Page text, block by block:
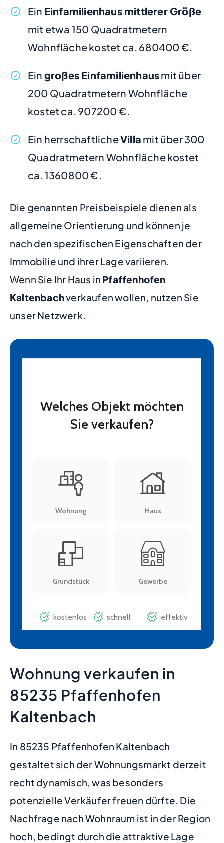
Ein Einfamilienhaus mittlerer Größe
mit etwa 150 Quadratmetern
Wohnfläche kostet ca. 680400 €.
Ein großes Einfamilienhausmit über
200 Quadratmetern Wohnfläche
kostet ca. 907200 €.
Ein herrschaftlicheVilla mit über 300
Quadratmetern Wohnfläche kostet
ca. 1360800 €.
Die genannten Preisbeispiele dienen als
allgemeine Orientierung und können je
nach den spezifischen Eigenschaften der
Immobilie und ihrer Lage variieren.
Wenn Sie Ihr Haus in Pfaffenhofen
Kaltenbachverkaufen wollen, nutzen Sie
unser Netzwerk.
Wohnung verkaufen in
85235 Pfaffenhofen
Kaltenbach
In 85235 Pfaffenhofen Kaltenbach
gestaltet sich der Wohnungsmarkt derzeit
recht dynamisch, was besonders
potenzielle Verkäufer freuen dürfte. Die
Nachfrage nach Wohnraum ist in der Region
hoch, bedingt durch die attraktive Lage